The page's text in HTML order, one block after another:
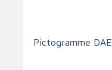
Pictogramme